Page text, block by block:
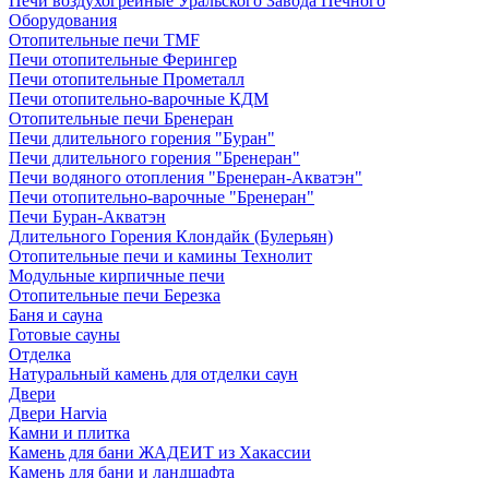
Оборудования
Отопительные печи TMF
Печи отопительные Ферингер
Печи отопительные Прометалл
Печи отопительно-варочные КДМ
Отопительные печи Бренеран
Печи длительного горения "Буран"
Печи длительного горения "Бренеран"
Печи водяного отопления "Бренеран-Акватэн"
Печи отопительно-варочные "Бренеран"
Печи Буран-Акватэн
Длительного Горения Клондайк (Булерьян)
Отопительные печи и камины Технолит
Модульные кирпичные печи
Отопительные печи Березка
Баня и сауна
Готовые сауны
Отделка
Натуральный камень для отделки саун
Двери
Двери Harvia
Камни и плитка
Камень для бани ЖАДЕИТ из Хакассии
Камень для бани и ландшафта